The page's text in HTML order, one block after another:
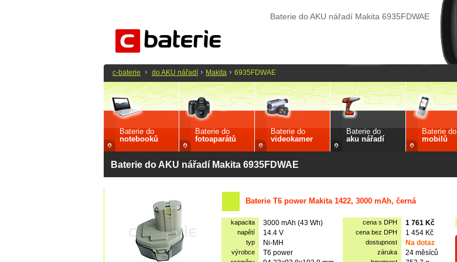
Baterie do AKU nářadí Makita 6935FDWAE
Baterie do
notebooků
Baterie do
fotoaparátů
Baterie do
videokamer
Baterie do
aku nářadí
Baterie do
mobilů
Baterie do AKU nářadí Makita 6935FDWAE
Baterie T6 power Makita 1422, 3000 mAh, černá
kapacita 3000 mAh (43 Wh) cena s DPH 1 761 Kč
napětí 14.4 V cena bez DPH 1 454 Kč
typ Ni-MH dostupnost Na dotaz
výrobce T6 power záruka 24 měsíců
c-baterie do AKU nářadí Makita 6935FDWAE